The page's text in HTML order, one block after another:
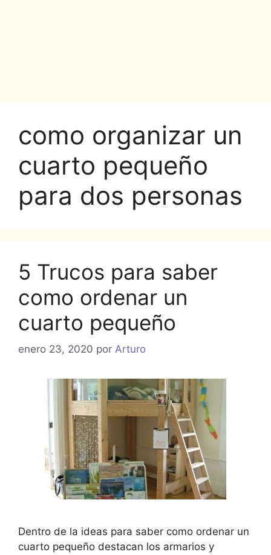
como organizar un
cuarto pequeño
para dos personas
5 Trucos para saber
como ordenar un
cuarto pequeño
enero 23, 2020 por Arturo
Dentro de la ideas para saber como ordenar un
cuarto pequeño destacan los armarios y